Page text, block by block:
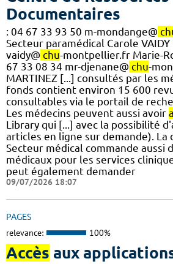
Documentaires
: 04 67 33 93 50 m-mondange@
Secteur paramédical Carole VAIDY
vaidy@ chu-montpellier.fr Marie-
67 33 08 34 mr-djenane@ chu-
MARTINEZ [...] consultés par les
fonds contient environ 15 600
consultables via le portail de
Les médecins peuvent aussi avoir
Library qui [...] avec la possibilité
articles en ligne sur demande). La
Secteur médical commande aussi
médicaux pour les services
peut également demander
09/07/2026 18:07
PAGES
relevance: 100%
Accès aux